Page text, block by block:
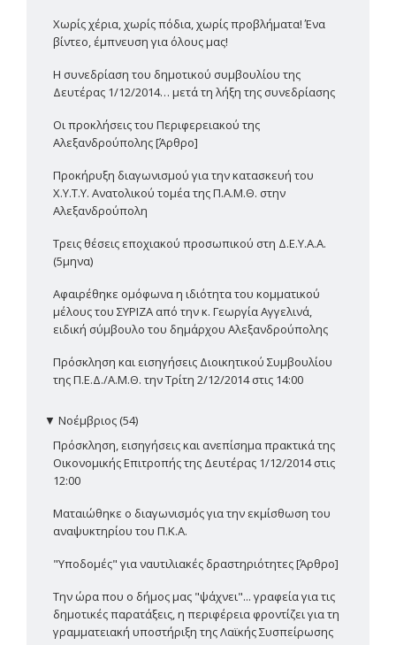
Χωρίς χέρια, χωρίς πόδια, χωρίς προβλήματα! Ένα
βίντεο, έμπνευση για όλους μας!
Η συνεδρίαση του δημοτικού συμβουλίου της
Δευτέρας 1/12/2014… μετά τη λήξη της συνεδρίασης
Οι προκλήσεις του Περιφερειακού της
Αλεξανδρούπολης [Άρθρο]
Προκήρυξη διαγωνισμού για την κατασκευή του
Χ.Υ.Τ.Υ. Ανατολικού τομέα της Π.Α.Μ.Θ. στην
Αλεξανδρούπολη
Τρεις θέσεις εποχιακού προσωπικού στη Δ.Ε.Υ.Α.Α.
(5μηνα)
Αφαιρέθηκε ομόφωνα η ιδιότητα του κομματικού
μέλους του ΣΥΡΙΖΑ από την κ. Γεωργία Αγγελινά,
ειδική σύμβουλο του δημάρχου Αλεξανδρούπολης
Πρόσκληση και εισηγήσεις Διοικητικού Συμβουλίου
της Π.Ε.Δ./Α.Μ.Θ. την Τρίτη 2/12/2014 στις 14:00
▼ Νοέμβριος (54)
Πρόσκληση, εισηγήσεις και ανεπίσημα πρακτικά της
Οικονομικής Επιτροπής της Δευτέρας 1/12/2014 στις
12:00
Ματαιώθηκε ο διαγωνισμός για την εκμίσθωση του
αναψυκτηρίου του Π.Κ.Α.
"Υποδομές" για ναυτιλιακές δραστηριότητες [Άρθρο]
Την ώρα που ο δήμος μας "ψάχνει"... γραφεία για τις
δημοτικές παρατάξεις, η περιφέρεια φροντίζει για τη
γραμματειακή υποστήριξη της Λαϊκής Συσπείρωσης